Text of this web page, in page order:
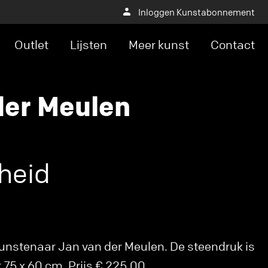
Inloggen Kunstabonnement
Outlet Lijsten Meer kunst Contact
Meulen
Jan van der Meulen. De steendruk is